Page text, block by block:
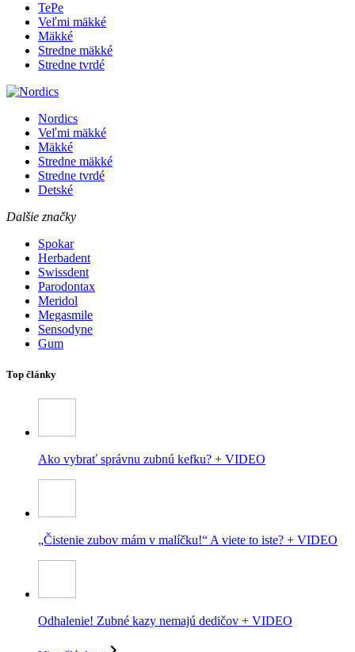
TePe
Veľmi mäkké
Mäkké
Stredne mäkké
Stredne tvrdé
Nordics
Veľmi mäkké
Mäkké
Stredne mäkké
Stredne tvrdé
Detské
Dalšie značky
Spokar
Herbadent
Swissdent
Parodontax
Meridol
Megasmile
Sensodyne
Gum
Top články
Ako vybrať správnu zubnú kefku? + VIDEO
„Čistenie zubov mám v malíčku!“ A viete to iste? + VIDEO
Odhalenie! Zubné kazy nemajú dedičov + VIDEO